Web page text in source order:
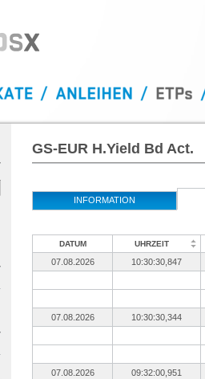
GS-EUR H.Yield Bd Act.
INFORMATION
DATUM UHRZEIT
07.08.2026 10:30:30,847
07.08.2026 10:30:30,344
07.08.2026 09:32:00,951